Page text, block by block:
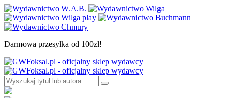
Darmowa przesyłka od 100zł!